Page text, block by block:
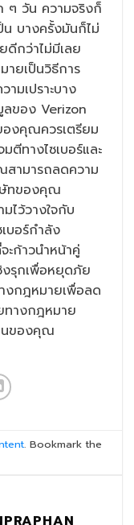
ๆ วัน ความจริงก็
บางครั้งมันก็ไม่
ดีกว่าไม่มีเลย
ายเป็นวิธีการ
มเปราะบาง
ลของ Verizon
งคุณควรเตรียม
ตีทางไซเบอร์และ
สามารถลดความ
ษัทของคุณ
ไว้วางใจกับ
บอร์กำลัง
ะก้าวนำหน้าคู่
รุกเพื่อหยุดภัย
งกฎหมายเพื่อลด
ทางกฎหมาย
นของคุณ
. Bookmark the